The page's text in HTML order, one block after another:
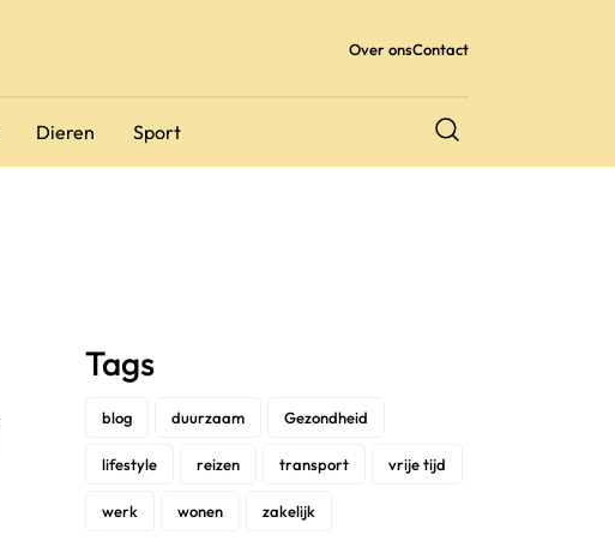
Over onsContact
Dieren Sport
Tags
blog duurzaam Gezondheid
lifestyle reizen transport vrije tijd
werk wonen zakelijk